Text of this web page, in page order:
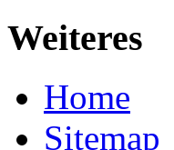
Weiteres
Home
Sitemap